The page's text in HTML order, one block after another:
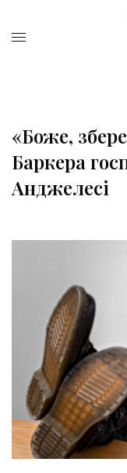
«Боже,
Баркера
Анджелесі